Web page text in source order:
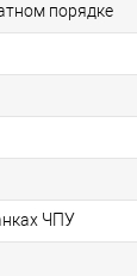
порядке
ЧПУ